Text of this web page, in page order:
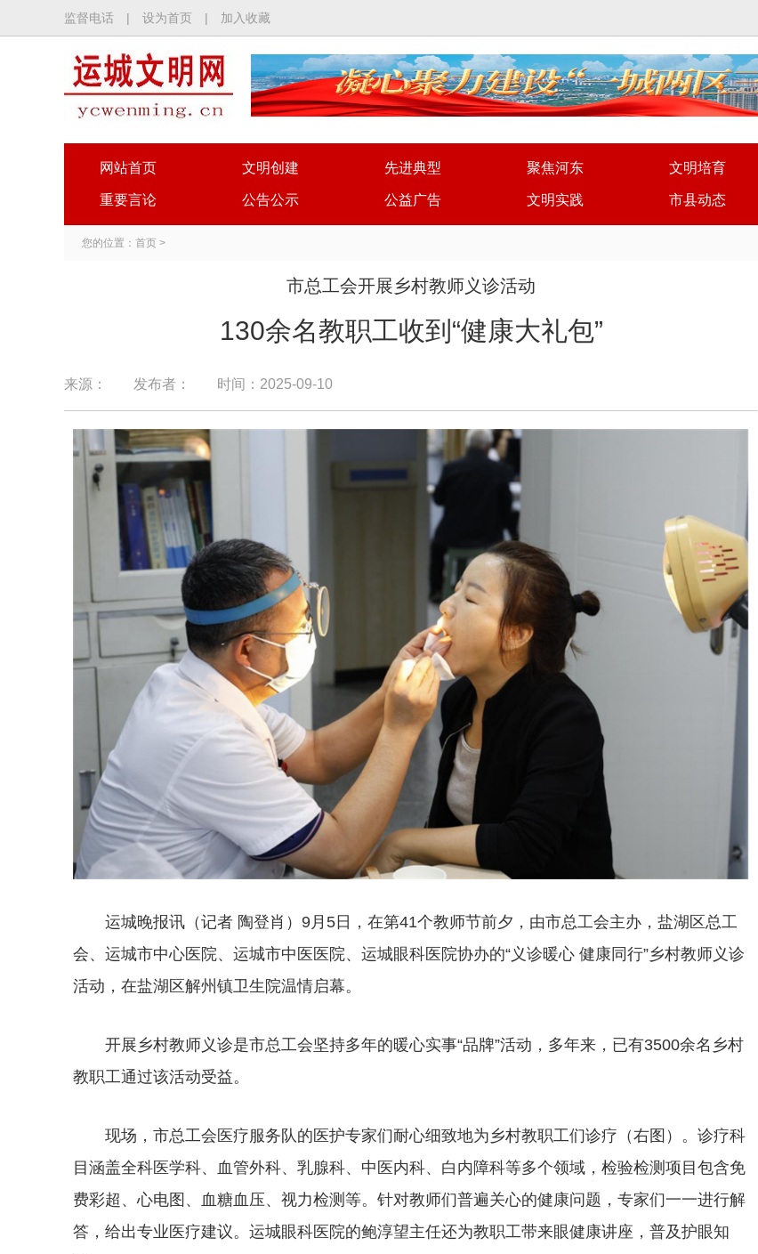
监督电话 | 设为首页 | 加入收藏
网站首页
重要言论
文明创建
公告公示
先进典型
公益广告
聚焦河东
文明实践
文明培育
市县动态
您的位置： 首页 >
市总工会开展乡村教师义诊活动
130余名教职工收到“健康大礼包”
来源： 发布者： 时间：2025-09-10
运城晚报讯（记者 陶登肖）9月5日，在第41个教师节前夕，由市总工会主办，盐湖区总工
会、运城市中心医院、运城市中医医院、运城眼科医院协办的“义诊暖心 健康同行”乡村教师义诊
活动，在盐湖区解州镇卫生院温情启幕。
开展乡村教师义诊是市总工会坚持多年的暖心实事“品牌”活动，多年来，已有3500余名乡村
教职工通过该活动受益。
现场，市总工会医疗服务队的医护专家们耐心细致地为乡村教职工们诊疗（右图）。诊疗科
目涵盖全科医学科、血管外科、乳腺科、中医内科、白内障科等多个领域，检验检测项目包含免
费彩超、心电图、血糖血压、视力检测等。针对教师们普遍关心的健康问题，专家们一一进行解
答，给出专业医疗建议。运城眼科医院的鲍淳望主任还为教职工带来眼健康讲座，普及护眼知